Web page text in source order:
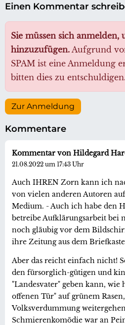
Einen Kommentar
Sie müssen sich
hinzuzufügen. Aufgrund
SPAM ist eine Anmeldung
bitten dies zu entschuldigen.
Zur Anmeldung
Kommentare
Kommentar von Hildegard
21.08.2022 um 17:43 Uhr
Auch IHREN Zorn kann ich
von vielen anderen Autoren
Medium. - Auch ich habe den
betreibe Aufklärungsarbeit bei
noch gläubig vor dem
ihre Zeitung aus dem
Aber das reicht einfach nicht!
den fürsorglich-gütigen und
"Landesvater" geben kann, wie
offenen Tür" auf grünem
Volksverdummung
Schmierenkomödie war an